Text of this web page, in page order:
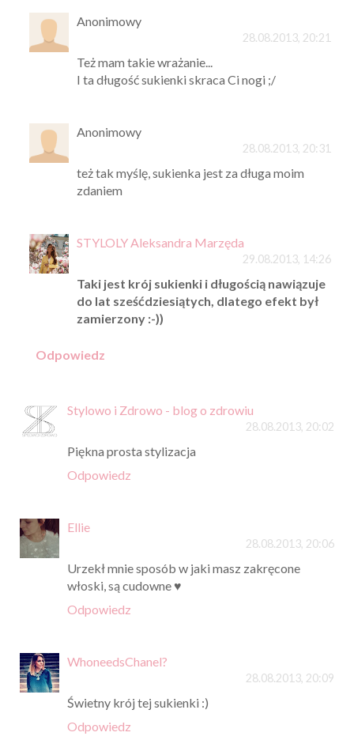
Anonimowy
28.08.2013, 20:21
Też mam takie wrażanie...
I ta długość sukienki skraca Ci nogi ;/
Anonimowy
28.08.2013, 20:31
też tak myślę, sukienka jest za długa moim
zdaniem
STYLOLY Aleksandra Marzęda
29.08.2013, 14:26
Taki jest krój sukienki i długością nawiązuje
do lat sześćdziesiątych, dlatego efekt był
zamierzony :-))
Odpowiedz
Stylowo i Zdrowo - blog o zdrowiu
28.08.2013, 20:02
Piękna prosta stylizacja
Odpowiedz
Ellie
28.08.2013, 20:06
Urzekł mnie sposób w jaki masz zakręcone
włoski, są cudowne ♥
Odpowiedz
WhoneedsChanel?
28.08.2013, 20:09
Świetny krój tej sukienki :)
Odpowiedz